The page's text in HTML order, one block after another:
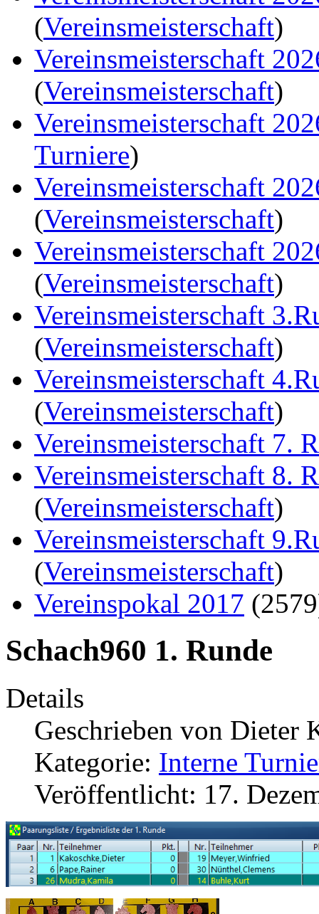
(Vereinsmeisterschaft)
Vereinsmeisterschaft
(Vereinsmeisterschaft)
Vereinsmeisterschaft
Turniere)
Vereinsmeisterschaft
(Vereinsmeisterschaft)
Vereinsmeisterschaft
(Vereinsmeisterschaft)
Vereinsmeisterschaft
(Vereinsmeisterschaft)
Vereinsmeisterschaft
(Vereinsmeisterschaft)
Vereinsmeisterschaft 7.
Vereinsmeisterschaft 8.
(Vereinsmeisterschaft)
Vereinsmeisterschaft
(Vereinsmeisterschaft)
Vereinspokal 2017
Schach960 1. Runde
Details
Geschrieben von Dieter
Kategorie: Interne
Veröffentlicht: 17.